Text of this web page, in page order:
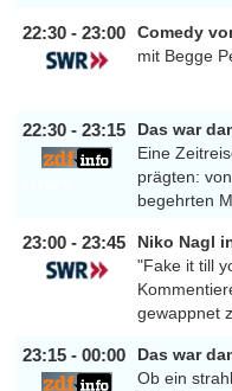
22:30 - 23:00
Comedy
mit Begge
22:30 - 23:15
Das war
Eine
prägten:
begehrten
23:00 - 23:45
Niko Nagl
"Fake it till
gewappnet
23:15 - 00:00
Das war
Ob ein